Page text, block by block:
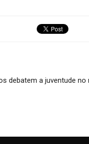
debatem a juventude no